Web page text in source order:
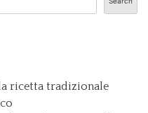
ricetta tradizionale